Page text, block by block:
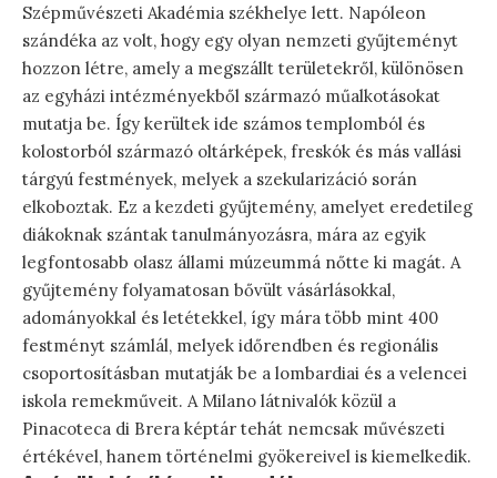
Szépművészeti Akadémia székhelye lett. Napóleon
szándéka az volt, hogy egy olyan nemzeti gyűjteményt
hozzon létre, amely a megszállt területekről, különösen
az egyházi intézményekből származó műalkotásokat
mutatja be. Így kerültek ide számos templomból és
kolostorból származó oltárképek, freskók és más vallási
tárgyú festmények, melyek a szekularizáció során
elkoboztak. Ez a kezdeti gyűjtemény, amelyet eredetileg
diákoknak szántak tanulmányozásra, mára az egyik
legfontosabb olasz állami múzeummá nőtte ki magát. A
gyűjtemény folyamatosan bővült vásárlásokkal,
adományokkal és letétekkel, így mára több mint 400
festményt számlál, melyek időrendben és regionális
csoportosításban mutatják be a lombardiai és a velencei
iskola remekműveit. A Milano látnivalók közül a
Pinacoteca di Brera képtár tehát nemcsak művészeti
értékével, hanem történelmi gyökereivel is kiemelkedik.